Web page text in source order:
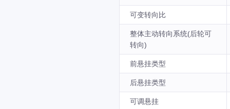
可变转向比
整体主动转向系统(后轮可
转向)
前悬挂类型
后悬挂类型
可调悬挂